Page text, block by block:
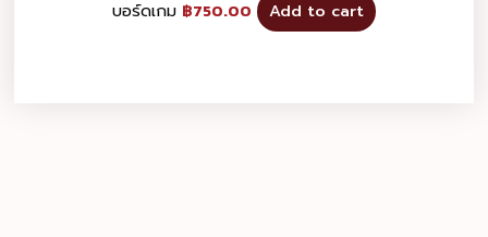
บอร์ดเกม ฿750.00 Add to cart